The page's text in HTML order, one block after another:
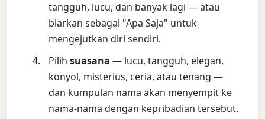
tangguh, lucu, dan banyak lagi — atau
biarkan sebagai "Apa Saja" untuk
mengejutkan diri sendiri.
Pilihsuasana — lucu, tangguh, elegan,
konyol, misterius, ceria, atau tenang —
dan kumpulan nama akan menyempit ke
nama-nama dengan kepribadian tersebut.